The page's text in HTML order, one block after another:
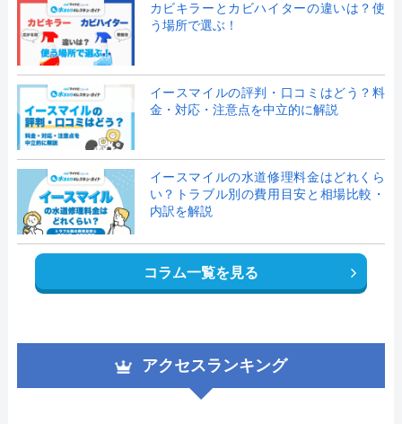
カビキラーとカビハイターの違いは？使
う場所で選ぶ！
イースマイルの評判・口コミはどう？料
金・対応・注意点を中立的に解説
イースマイルの水道修理料金はどれくら
い？トラブル別の費用目安と相場比較・
内訳を解説
コラム一覧を見る
アクセスランキング